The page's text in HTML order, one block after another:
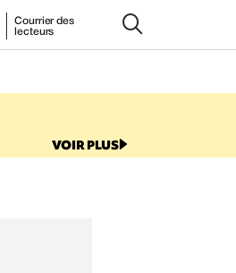
Courrier des
lecteurs
VOIR PLUS